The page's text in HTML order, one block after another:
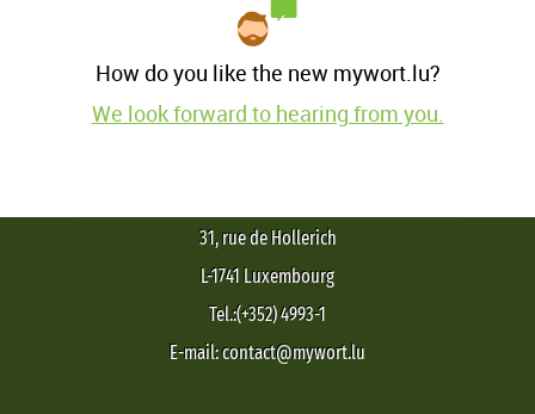
How do you like the new mywort.lu?
We look forward to hearing from you.
31, rue de Hollerich
L-1741 Luxembourg
Tel.:(+352) 4993-1
E-mail: contact@mywort.lu